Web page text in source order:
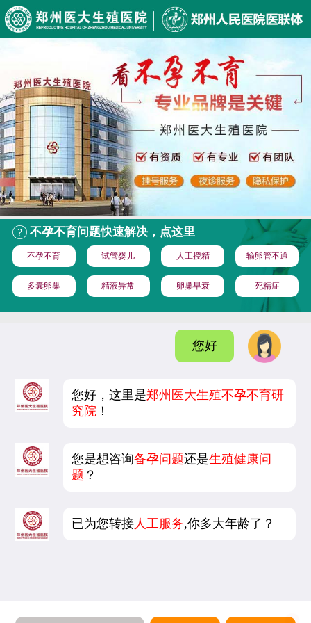
不孕不育问题快速解决，点这里
不孕不育 试管婴儿 人工授精 输卵管不通
多囊卵巢 精液异常 卵巢早衰 死精症
您好
您好，这里是郑州医大生殖不孕不育研
究院 ！
您是想咨询备孕问题还是生殖健康问
题 ？
已为您转接 人工服务,你多大年龄了？